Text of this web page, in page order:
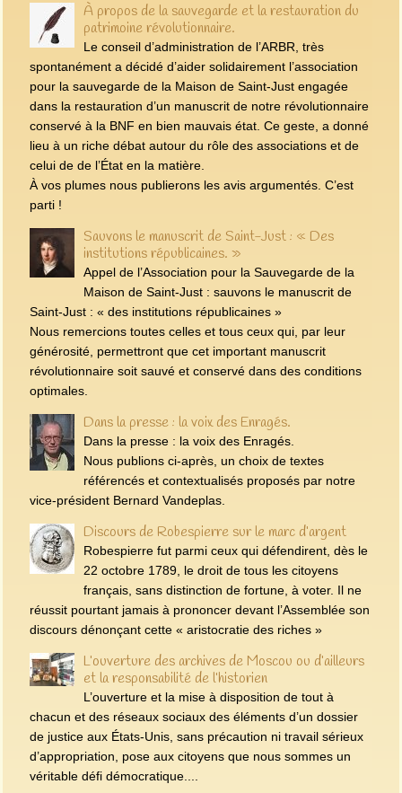
À propos de la sauvegarde et la restauration du
patrimoine révolutionnaire.
Le conseil d’administration de l’ARBR, très
spontanément a décidé d’aider solidairement l’association
pour la sauvegarde de la Maison de Saint-Just engagée
dans la restauration d’un manuscrit de notre révolutionnaire
conservé à la BNF en bien mauvais état. Ce geste, a donné
lieu à un riche débat autour du rôle des associations et de
celui de de l’État en la matière.
À vos plumes nous publierons les avis argumentés. C’est
parti !
Sauvons le manuscrit de Saint-Just : « Des
institutions républicaines. »
Appel de l’Association pour la Sauvegarde de la
Maison de Saint-Just : sauvons le manuscrit de
Saint-Just : « des institutions républicaines »
Nous remercions toutes celles et tous ceux qui, par leur
générosité, permettront que cet important manuscrit
révolutionnaire soit sauvé et conservé dans des conditions
optimales.
Dans la presse : la voix des Enragés.
Dans la presse : la voix des Enragés.
Nous publions ci-après, un choix de textes
référencés et contextualisés proposés par notre
vice-président Bernard Vandeplas.
Discours de Robespierre sur le marc d’argent
Robespierre fut parmi ceux qui défendirent, dès le
22 octobre 1789, le droit de tous les citoyens
français, sans distinction de fortune, à voter. Il ne
réussit pourtant jamais à prononcer devant l’Assemblée son
discours dénonçant cette « aristocratie des riches »
L’ouverture des archives de Moscou ou d’ailleurs
et la responsabilité de l’historien
L’ouverture et la mise à disposition de tout à
chacun et des réseaux sociaux des éléments d’un dossier
de justice aux États-Unis, sans précaution ni travail sérieux
d’appropriation, pose aux citoyens que nous sommes un
véritable défi démocratique....